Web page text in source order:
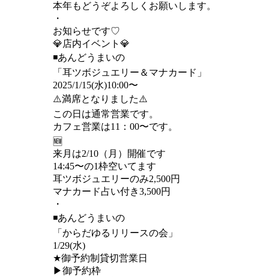
本年もどうぞよろしくお願いします。
・
お知らせです♡
💎店内イベント💎
◾️あんどうまいの
「耳ツボジュエリー＆マナカード」
2025/1/15(水)10:00〜
⚠️満席となりました⚠️
この日は通常営業です。
カフェ営業は11：00〜です。
🆕
来月は2/10（月）開催です
14:45〜の1枠空いてます
耳ツボジュエリーのみ2,500円
マナカード占い付き3,500円
・
◾️あんどうまいの
「からだゆるリリースの会」
1/29(水)
★御予約制貸切営業日
▶︎御予約枠